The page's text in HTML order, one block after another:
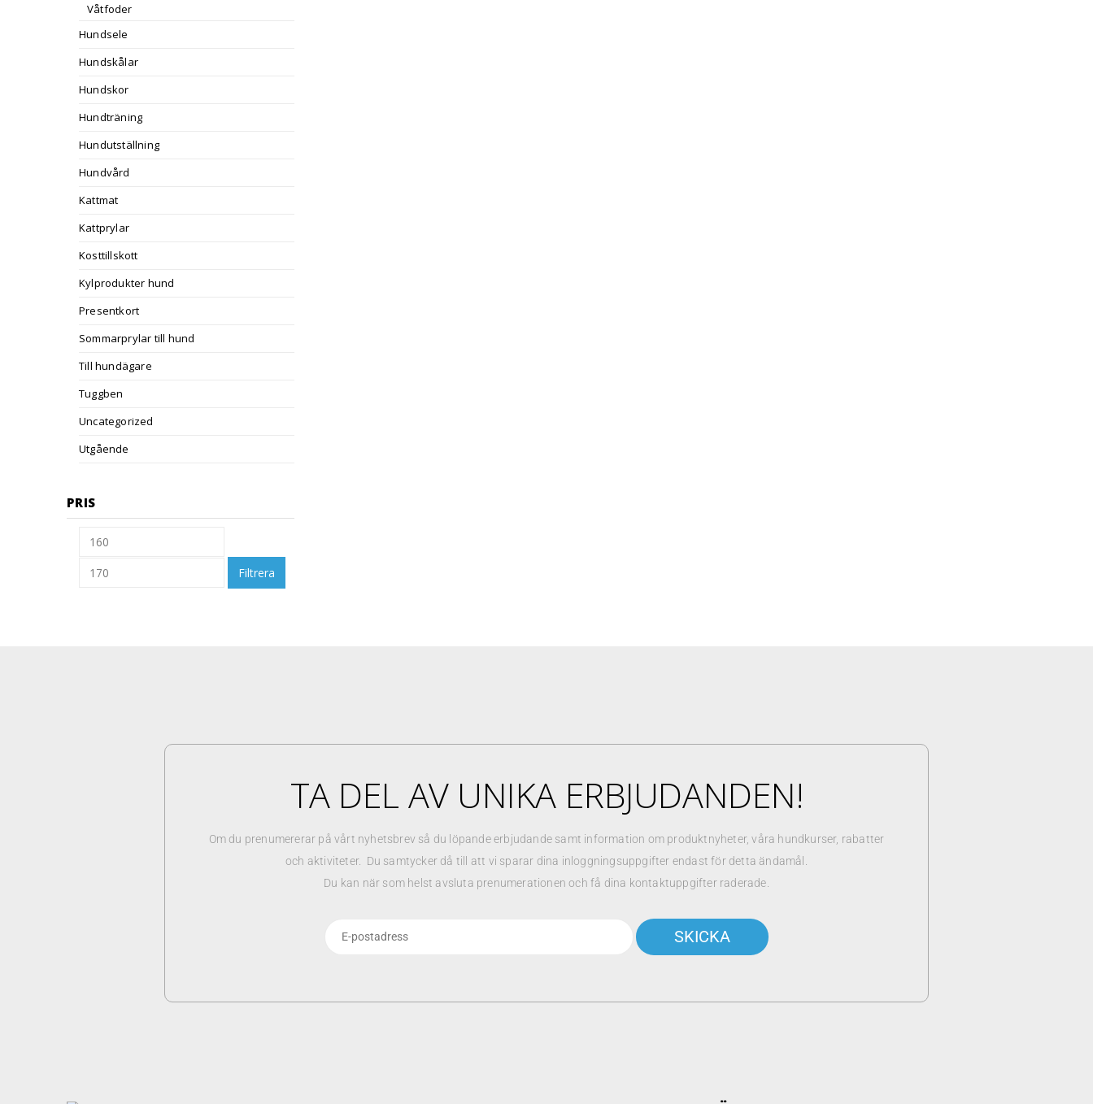
Våtfoder
Hundsele
Hundskålar
Hundskor
Hundträning
Hundutställning
Hundvård
Kattmat
Kattprylar
Kosttillskott
Kylprodukter hund
Presentkort
Sommarprylar till hund
Till hundägare
Tuggben
Uncategorized
Utgående
PRIS
Filtrera
TA DEL AV UNIKA ERBJUDANDEN!
Om du prenumererar på vårt nyhetsbrev så du löpande erbjudande samt information om produktnyheter, våra hundkurser, rabatter
och aktiviteter. Du samtycker då till att vi sparar dina inloggningsuppgifter endast för detta ändamål.
Du kan när som helst avsluta prenumerationen och få dina kontaktuppgifter raderade.